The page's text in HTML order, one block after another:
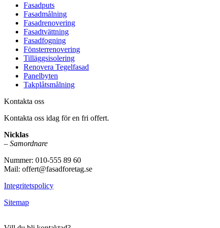
Fasadputs
Fasadmålning
Fasadrenovering
Fasadtvättning
Fasadfogning
Fönsterrenovering
Tilläggsisolering
Renovera Tegelfasad
Panelbyten
Takplåtsmålning
Kontakta oss
Kontakta oss idag för en fri offert.
Nicklas
– Samordnare
Nummer: 010-555 89 60
Mail: offert@fasadforetag.se
Integritetspolicy
Sitemap